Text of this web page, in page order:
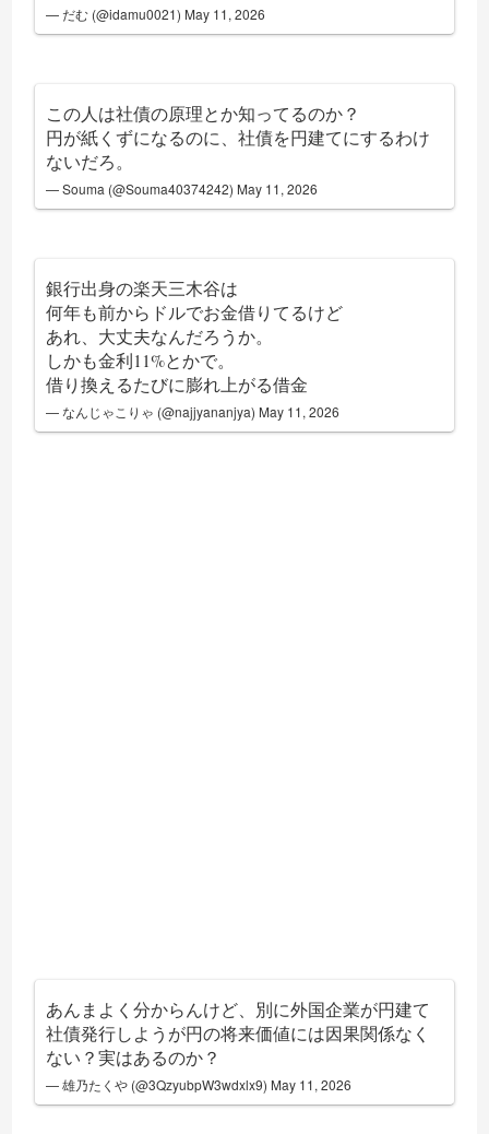
— だむ (@idamu0021) May 11, 2026
この人は社債の原理とか知ってるのか？
円が紙くずになるのに、社債を円建てにするわけ
ないだろ。
— Souma (@Souma40374242) May 11, 2026
銀行出身の楽天三木谷は
何年も前からドルでお金借りてるけど
あれ、大丈夫なんだろうか。
しかも金利11%とかで。
借り換えるたびに膨れ上がる借金
— なんじゃこりゃ (@najjyananjya) May 11, 2026
あんまよく分からんけど、別に外国企業が円建て
社債発行しようが円の将来価値には因果関係なく
ない？実はあるのか？
— 雄乃たくや (@3QzyubpW3wdxlx9) May 11, 2026